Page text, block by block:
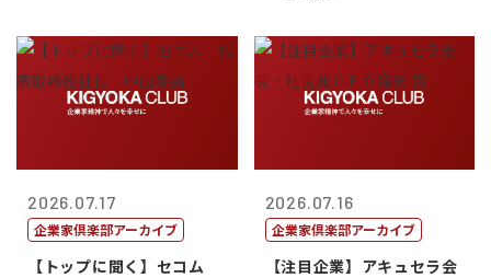
2026.07.17
企業家倶楽部アーカイブ
【トップに聞く】セコム
2026.07.16
企業家倶楽部アーカイブ
【注目企業】アキュセラ会